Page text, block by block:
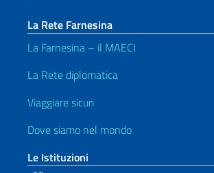
La Rete Farnesina
La Farnesina – il MAECI
La Rete diplomatica
Viaggiare sicuri
Dove siamo nel mondo
Le Istituzioni